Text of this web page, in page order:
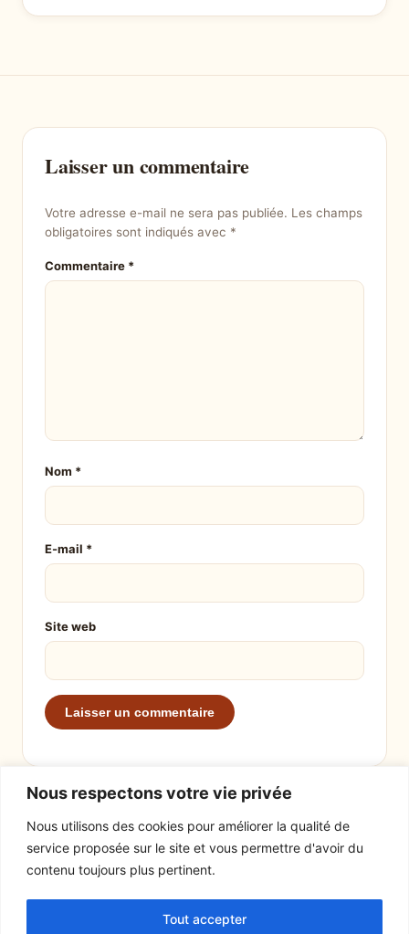
Nous respectons votre vie privée
Nous utilisons des cookies pour améliorer la qualité de
service proposée sur le site et vous permettre d'avoir du
contenu toujours plus pertinent.
Tout accepter
Laisser un commentaire
Votre adresse e-mail ne sera pas publiée. Les champs
obligatoires sont indiqués avec *
Commentaire *
Nom *
E-mail *
Site web
Actualités